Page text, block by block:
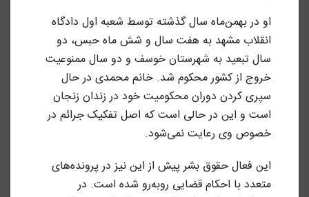
او در بهمن‌ماه سال گذشته توسط شعبه اول دادگاه
انقلاب مشهد به هفت سال و شش ماه حبس، دو
سال تبعید به شهرستان خوسف و دو سال ممنوعیت
خروج از کشور محکوم شد. خانم محمدی در حال
سپری کردن دوران محکومیت خود در زندان زنجان
است و این در حالی است که اصل تفکیک جرائم در
خصوص وی رعایت نمی‌شود.
این فعال حقوق بشر پیش از این نیز در پرونده‌های
متعدد با احکام قضایی روبه‌رو شده است. در